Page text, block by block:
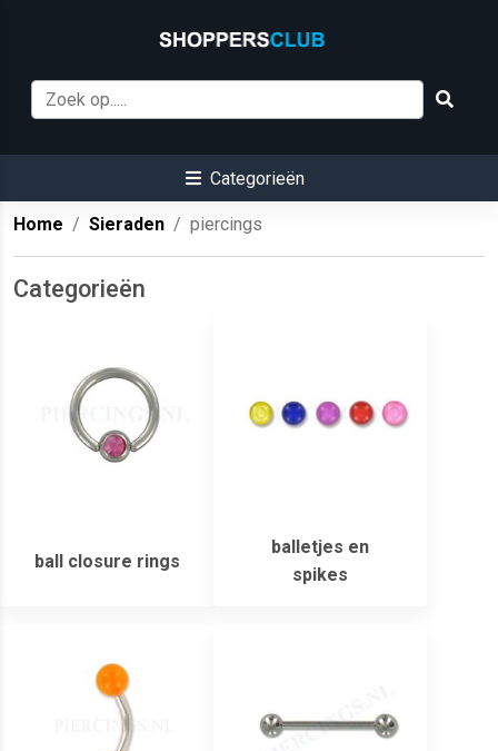
Categorieën
Home Sieraden piercings
Categorieën
ball closure rings
balletjes en
spikes